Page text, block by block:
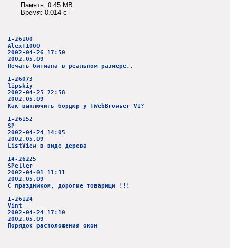
Память: 0.45 MB
Время: 0.014 c
1-26100
AlexT1000
2002-04-26 17:50
2002.05.09
Печать битмапа в реальном размере..
1-26073
lipskiy
2002-04-25 22:58
2002.05.09
Как выключить бордюр у TWebBrowser_V1?
1-26152
SP
2002-04-24 14:05
2002.05.09
ListView в виде дерева
14-26225
SPeller
2002-04-01 11:31
2002.05.09
С праздником, дорогие товарищи !!!
1-26124
Vint
2002-04-24 17:10
2002.05.09
Порядок расположения окон